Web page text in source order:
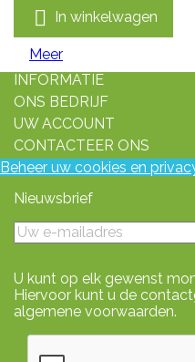
 In winkelwagen
Meer
INFORMATIE
ONS BEDRIJF
UW ACCOUNT
CONTACTEER ONS
Beheer uw cookies en
Nieuwsbrief
U kunt op elk gewenst
Hiervoor kunt u de
algemene voorwaarden.